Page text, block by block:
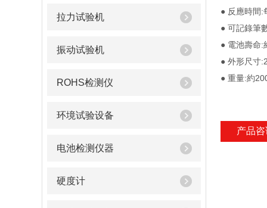
拉力试验机
振动试验机
ROHS检测仪
环境试验设备
电池检测仪器
硬度计
● 反應時間:
● 可記錄筆
● 電池壽命:
● 外形尺寸
● 重量:約
产品